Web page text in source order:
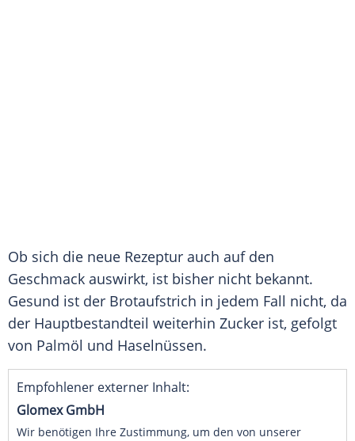
Ob sich die neue Rezeptur auch auf den
Geschmack auswirkt, ist bisher nicht bekannt.
Gesund ist der Brotaufstrich in jedem Fall nicht, da
der Hauptbestandteil weiterhin Zucker ist, gefolgt
von Palmöl und Haselnüssen.
Empfohlener externer Inhalt:
Glomex GmbH
Wir benötigen Ihre Zustimmung, um den von unserer